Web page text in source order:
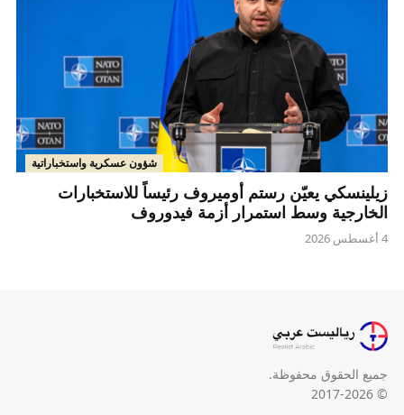
شؤون عسكرية واستخباراتية
زيلينسكي يعيّن رستم أوميروف رئيساً للاستخبارات
الخارجية وسط استمرار أزمة فيدوروف
4 أغسطس 2026
جميع الحقوق محفوظة.
© 2017-2026